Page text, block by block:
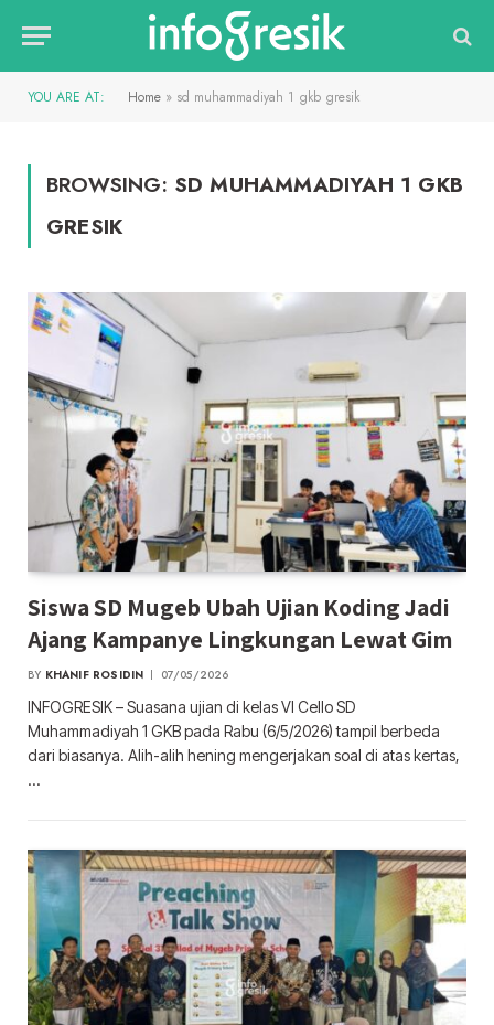
YOU ARE AT: Home » sd muhammadiyah 1 gkb gresik
BROWSING: SD MUHAMMADIYAH 1 GKB
GRESIK
Siswa SD Mugeb Ubah Ujian Koding Jadi
Ajang Kampanye Lingkungan Lewat Gim
BY KHANIF ROSIDIN 07/05/2026
INFOGRESIK – Suasana ujian di kelas VI Cello SD
Muhammadiyah 1 GKB pada Rabu (6/5/2026) tampil berbeda
dari biasanya. Alih-alih hening mengerjakan soal di atas kertas,
…